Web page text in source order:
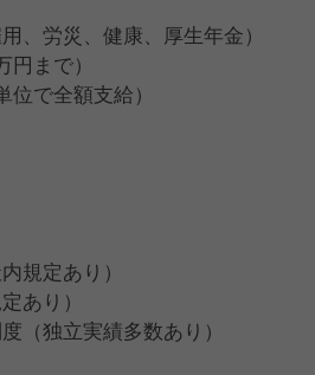
、労災、健康、厚生年金）
まで）
で全額支給）
規定あり）
あり）
（独立実績多数あり）